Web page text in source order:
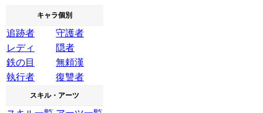
キャラ個別
追跡者
守護者
レディ
隠者
鉄の目
無頼漢
執行者
復讐者
スキル・アーツ